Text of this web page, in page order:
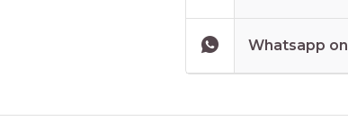
Whatsapp